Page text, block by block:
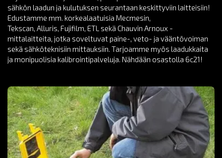
sähkön laadun ja kulutuksen seurantaan keskittyviin laitteisiin!
Edustamme mm. korkealaatuisia Mecmesin,
Tekscan, Alluris, Fujifilm, ETL sekä Chauvin Arnoux -
mittalaitteita, jotka soveltuvat paine-, veto- ja vääntövoiman
sekä sähköteknisiin mittauksiin. Tarjoamme myös laadukkaita
ja monipuolisia kalibrointipalveluja. Nähdään osastolla 6c21!